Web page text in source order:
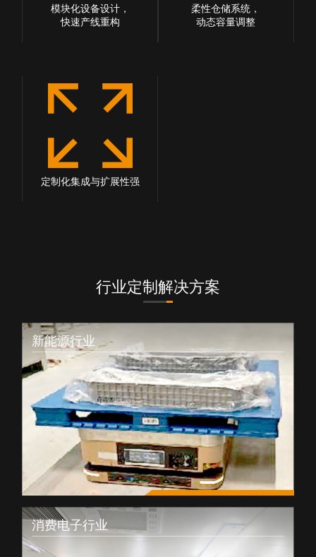
模块化设备设计，
快速产线重构
柔性仓储系统，
动态容量调整
定制化集成与扩展性强
行业定制解决方案
新能源行业
消费电子行业